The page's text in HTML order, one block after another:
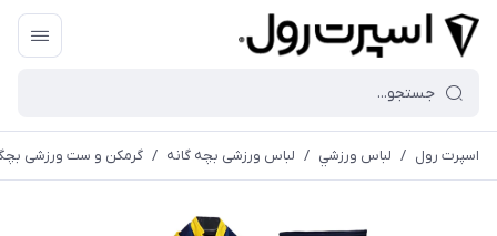
اسپرت رول / لباس ورزشي / لباس ورزشی بچه گانه / گرمكن و ست ورزشی